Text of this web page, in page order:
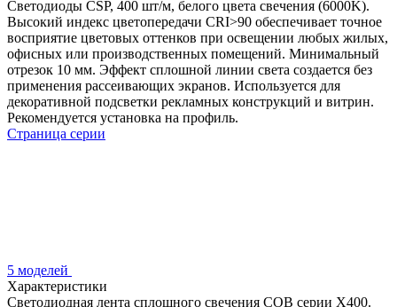
Светодиоды CSP, 400 шт/м, белого цвета свечения (6000K).
Высокий индекс цветопередачи CRI>90 обеспечивает точное
восприятие цветовых оттенков при освещении любых жилых,
офисных или производственных помещений. Минимальный
отрезок 10 мм. Эффект сплошной линии света создается без
применения рассеивающих экранов. Используется для
декоративной подсветки рекламных конструкций и витрин.
Рекомендуется установка на профиль.
Страница серии
5 моделей
Характеристики
Светодиодная лента сплошного свечения COB серии X400.